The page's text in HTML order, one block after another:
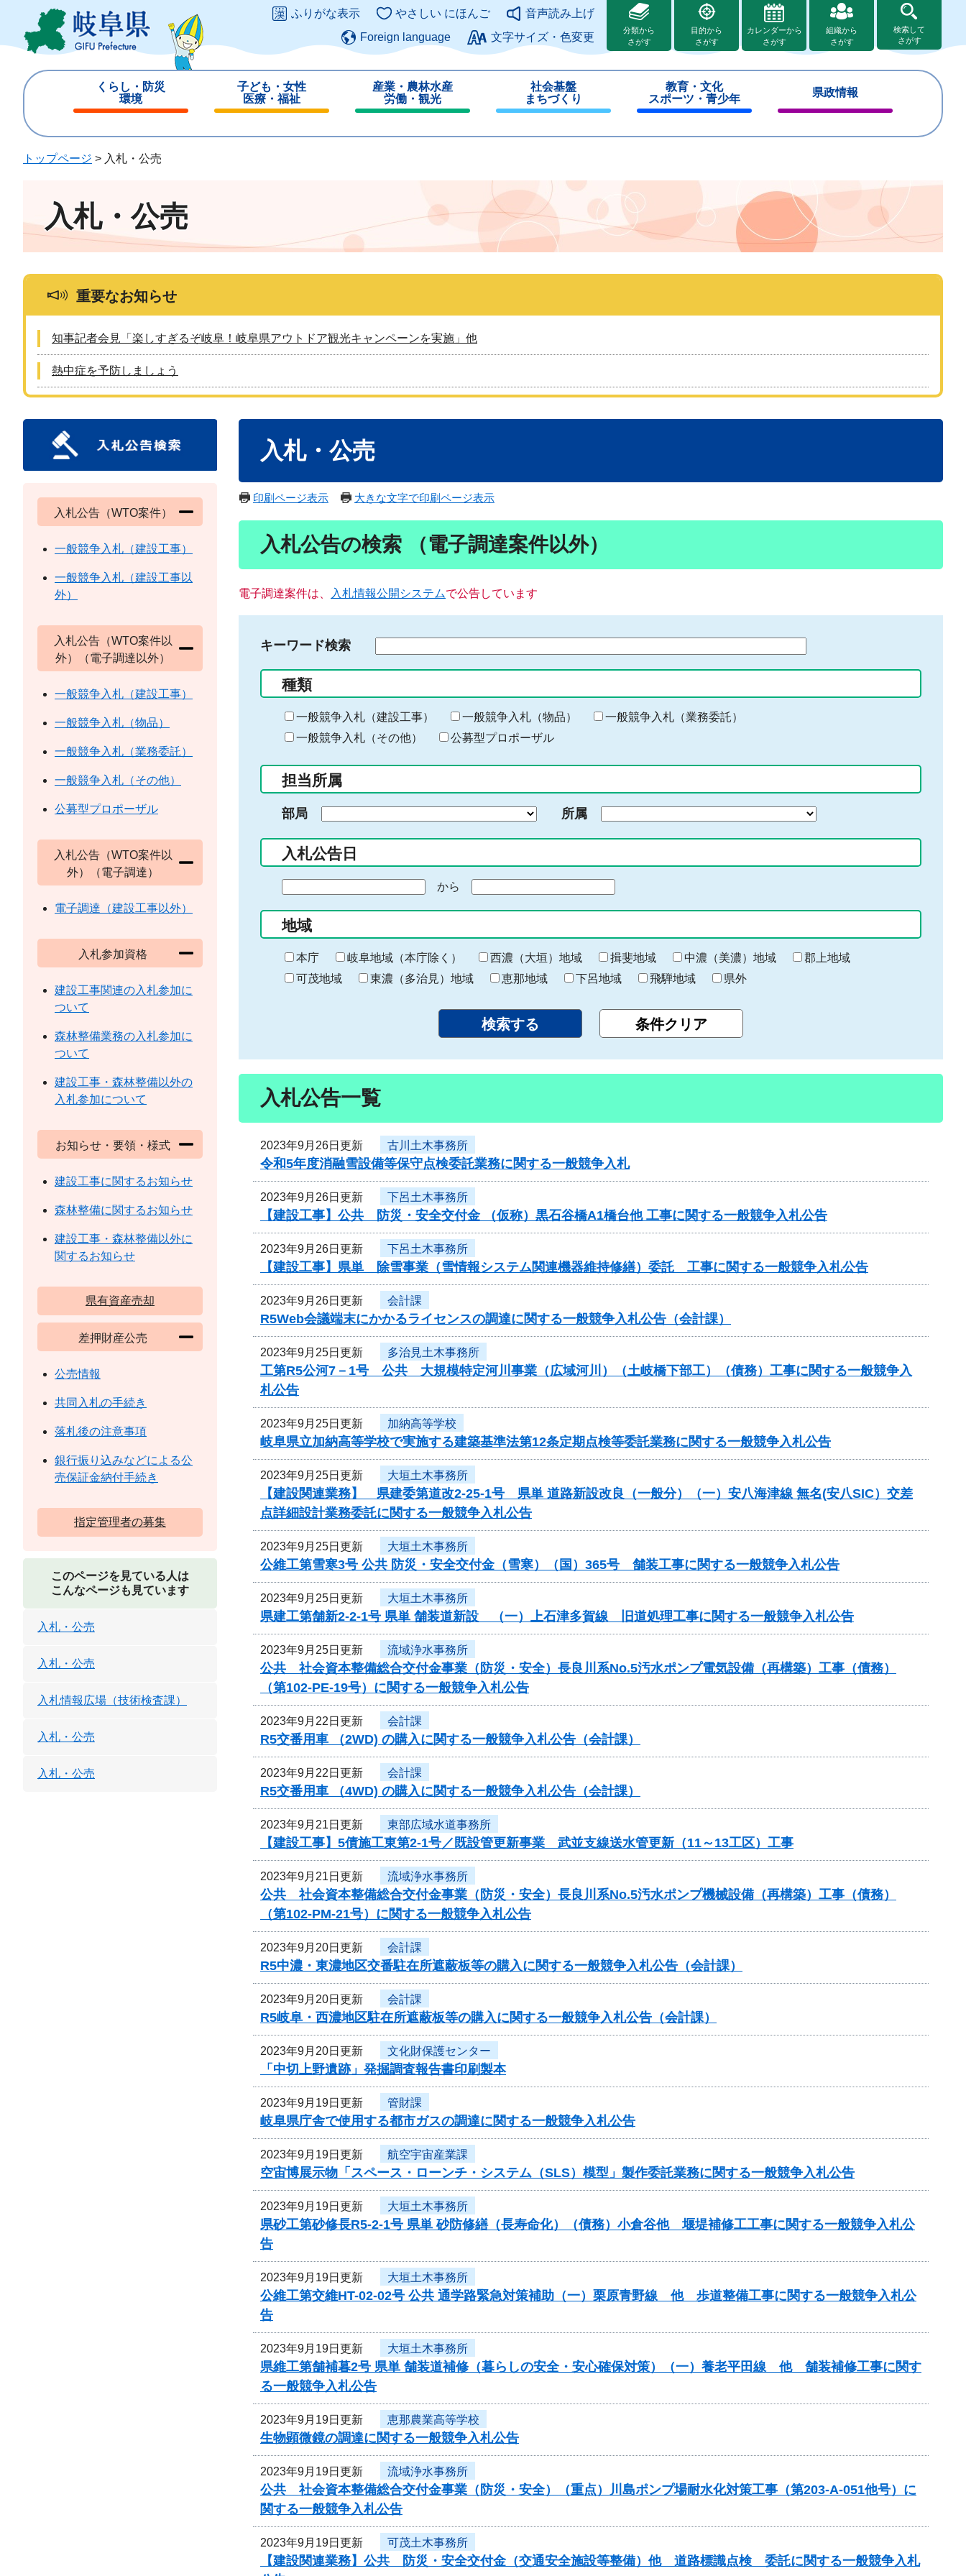
ジ
ュ
このページの本文へ
ふりがな表示 やさしい にほんご
音声読み上げ
Foreign language
文字サイズ・色変更
分類から
さがす
目的から
さがす
カレンダーから
さがす
組織から
さがす
検索して
さがす
くらし・防災
環境
じ
子ども・女性
医療・福祉
じ
産業・農林水産
労働・観光
じ
社会基盤
まちづくり
じ
教育・文化
スポーツ・青少年
じ
県政情報
じ
トップページ > 入札・公売
入札・公売
重要なお知らせ
知事記者会見「楽しすぎるぞ岐阜！岐阜県アウトドア観光キャンペーンを実施」他
熱中症を予防しましょう
入札・公売
印刷ページ表示 大きな文字で印刷ページ表示
入札公告の検索 （電子調達案件以外）
電子調達案件は、 入札情報公開システムで公告しています
キーワード検索
る
キ
ー
ー
入
力
種類
一般競争入札（建設工事） 一般競争入札（物品）
一般競争入札（業務委託）
一般競争入札（その他）
公募型プロポーザル
担当所属
部局 所属
入札公告日
の
始
ま
り
から
終
わ
り
地域
本庁 岐阜地域（本庁除く） 西濃（大垣）地域 揖斐地域 中濃（美濃）地域
郡上地域
可茂地域
東濃（多治見）地域 恵那地域 下呂地域 飛騨地域 県外
入札公告一覧
2023年9月26日更新 古川土木事務所
令和5年度消融雪設備等保守点検委託業務に関する一般競争入札
2023年9月26日更新 下呂土木事務所
【建設工事】公共 防災・安全交付金 （仮称）黒石谷橋A1橋台他 工事に関する一般競争入札公告
2023年9月26日更新 下呂土木事務所
【建設工事】県単 除雪事業（雪情報システム関連機器維持修繕）委託 工事に関する一般競争入札公告
2023年9月26日更新 会計課
R5Web会議端末にかかるライセンスの調達に関する一般競争入札公告（会計課）
2023年9月25日更新 多治見土木事務所
工第R5公河7－1号 公共 大規模特定河川事業（広域河川）（土岐橋下部工）（債務）工事に関する一般競争入
札公告
2023年9月25日更新 加納高等学校
岐阜県立加納高等学校で実施する建築基準法第12条定期点検等委託業務に関する一般競争入札公告
2023年9月25日更新 大垣土木事務所
【建設関連業務】 県建委第道改2-25-1号 県単 道路新設改良（一般分）（一）安八海津線 無名(安八SIC）交差
点詳細設計業務委託に関する一般競争入札公告
2023年9月25日更新 大垣土木事務所
公維工第雪寒3号 公共 防災・安全交付金（雪寒）（国）365号 舗装工事に関する一般競争入札公告
2023年9月25日更新 大垣土木事務所
県建工第舗新2-2-1号 県単 舗装道新設 （一）上石津多賀線 旧道処理工事に関する一般競争入札公告
2023年9月25日更新 流域浄水事務所
公共 社会資本整備総合交付金事業（防災・安全）長良川系No.5汚水ポンプ電気設備（再構築）工事（債務）
（第102-PE-19号）に関する一般競争入札公告
2023年9月22日更新 会計課
R5交番用車 （2WD) の購入に関する一般競争入札公告（会計課）
2023年9月22日更新 会計課
R5交番用車 （4WD) の購入に関する一般競争入札公告（会計課）
2023年9月21日更新 東部広域水道事務所
【建設工事】5債施工東第2-1号／既設管更新事業 武並支線送水管更新（11～13工区）工事
2023年9月21日更新 流域浄水事務所
公共 社会資本整備総合交付金事業（防災・安全）長良川系No.5汚水ポンプ機械設備（再構築）工事（債務）
（第102-PM-21号）に関する一般競争入札公告
2023年9月20日更新 会計課
R5中濃・東濃地区交番駐在所遮蔽板等の購入に関する一般競争入札公告（会計課）
2023年9月20日更新 会計課
R5岐阜・西濃地区駐在所遮蔽板等の購入に関する一般競争入札公告（会計課）
2023年9月20日更新 文化財保護センター
「中切上野遺跡」発掘調査報告書印刷製本
2023年9月19日更新 管財課
岐阜県庁舎で使用する都市ガスの調達に関する一般競争入札公告
2023年9月19日更新 航空宇宙産業課
空宙博展示物「スペース・ローンチ・システム（SLS）模型」製作委託業務に関する一般競争入札公告
2023年9月19日更新 大垣土木事務所
県砂工第砂修長R5-2-1号 県単 砂防修繕（長寿命化）（債務）小倉谷他 堰堤補修工工事に関する一般競争入札公
告
2023年9月19日更新 大垣土木事務所
公維工第交維HT-02-02号 公共 通学路緊急対策補助（一）栗原青野線 他 歩道整備工事に関する一般競争入札公
告
2023年9月19日更新 大垣土木事務所
県維工第舗補暮2号 県単 舗装道補修（暮らしの安全・安心確保対策）（一）養老平田線 他 舗装補修工事に関す
る一般競争入札公告
2023年9月19日更新 恵那農業高等学校
生物顕微鏡の調達に関する一般競争入札公告
2023年9月19日更新 流域浄水事務所
公共 社会資本整備総合交付金事業（防災・安全）（重点）川島ポンプ場耐水化対策工事（第203-A-051他号）に
関する一般競争入札公告
2023年9月19日更新 可茂土木事務所
【建設関連業務】公共 防災・安全交付金（交通安全施設等整備）他 道路標識点検 委託に関する一般競争入札
入札公告（WTO案件）
一般競争入札（建設工事）
一般競争入札（建設工事以
外）
入札公告（WTO案件以
外）（電子調達以外）
一般競争入札（建設工事）
一般競争入札（物品）
一般競争入札（業務委託）
一般競争入札（その他）
公募型プロポーザル
入札公告（WTO案件以
外）（電子調達）
電子調達（建設工事以外）
入札参加資格
建設工事関連の入札参加に
ついて
森林整備業務の入札参加に
ついて
建設工事・森林整備以外の
入札参加について
お知らせ・要領・様式
建設工事に関するお知らせ
森林整備に関するお知らせ
建設工事・森林整備以外に
関するお知らせ
県有資産売却
差押財産公売
公売情報
共同入札の手続き
落札後の注意事項
銀行振り込みなどによる公
売保証金納付手続き
指定管理者の募集
このページを見ている人は
こんなページも見ています
入札・公売
入札・公売
入札情報広場（技術検査課）
入札・公売
入札・公売